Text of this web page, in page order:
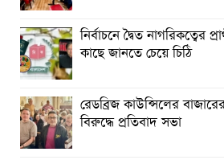
নির্বাচনে দ্বৈত নাগরিকত্বের
কাছে জানতে চেয়ে চিঠি
রেডব্রিজ কাউন্সিলের
বিরুদ্ধে প্রতিবাদ সভা